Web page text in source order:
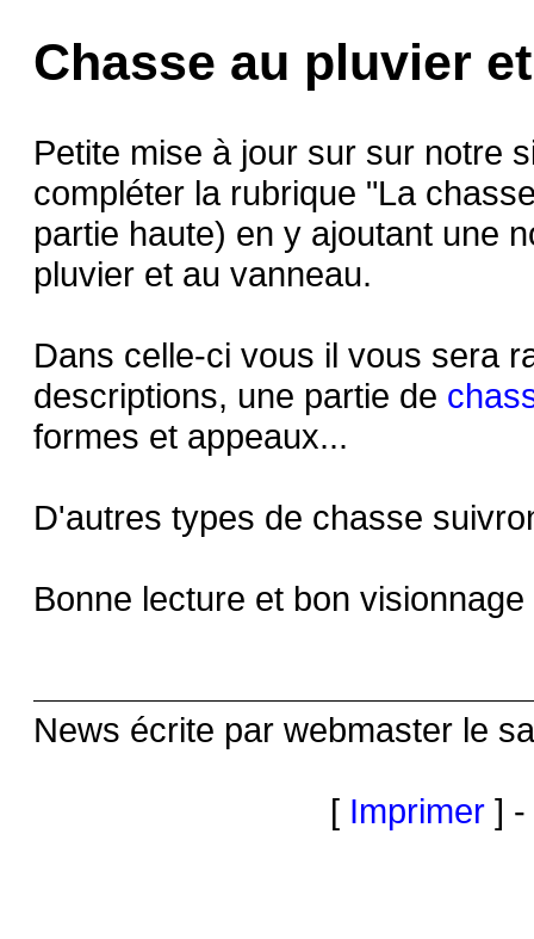
Chasse au pluvier
Petite mise à jour sur sur notre
compléter la rubrique "La
partie haute) en y ajoutant une
pluvier et au vanneau.
Dans celle-ci vous il vous sera
descriptions, une partie de
formes et appeaux...
D'autres types de chasse
Bonne lecture et bon visionnage
News écrite par webmaster le
[ Imprimer ]